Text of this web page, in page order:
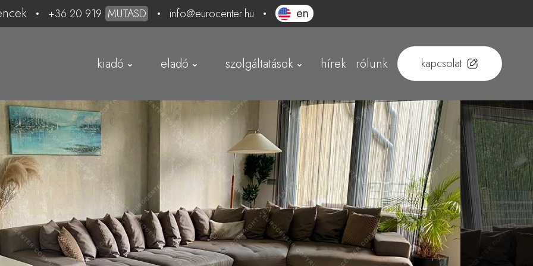
+36 20 919 MUTASD info@eurocenter.hu en
kiadó eladó szolgáltatások hírek rólunk kapcsolat